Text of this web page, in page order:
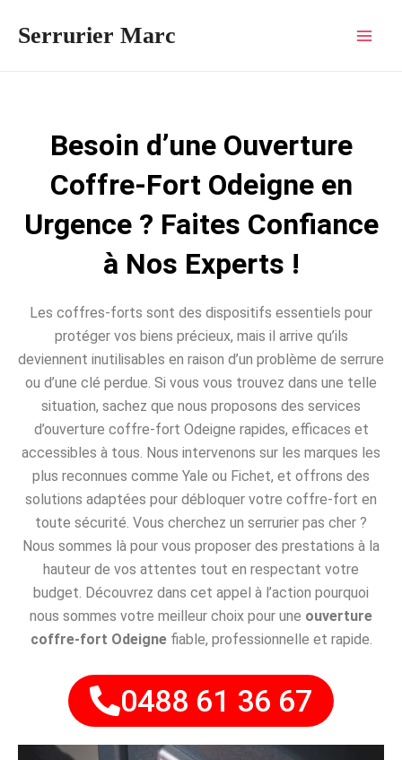
Serrurier Marc
Besoin d’une Ouverture
Coffre-Fort Odeigne en
Urgence ? Faites Confiance
à Nos Experts !
Les coffres-forts sont des dispositifs essentiels pour
protéger vos biens précieux, mais il arrive qu’ils
deviennent inutilisables en raison d’un problème de serrure
ou d’une clé perdue. Si vous vous trouvez dans une telle
situation, sachez que nous proposons des services
d’ouverture coffre-fort Odeigne rapides, efficaces et
accessibles à tous. Nous intervenons sur les marques les
plus reconnues comme Yale ou Fichet, et offrons des
solutions adaptées pour débloquer votre coffre-fort en
toute sécurité. Vous cherchez un serrurier pas cher ?
Nous sommes là pour vous proposer des prestations à la
hauteur de vos attentes tout en respectant votre
budget. Découvrez dans cet appel à l’action pourquoi
nous sommes votre meilleur choix pour une ouverture
coffre-fort Odeignefiable, professionnelle et rapide.
0488 61 36 67